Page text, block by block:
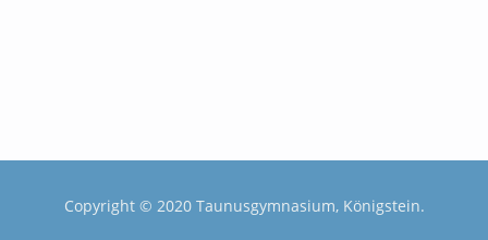
Copyright © 2020 Taunusgymnasium, Königstein.